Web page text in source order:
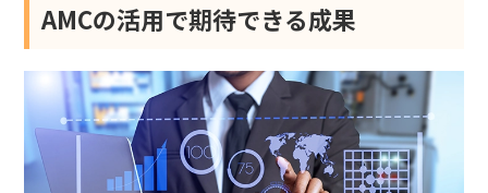
AMCの活用で期待できる成果